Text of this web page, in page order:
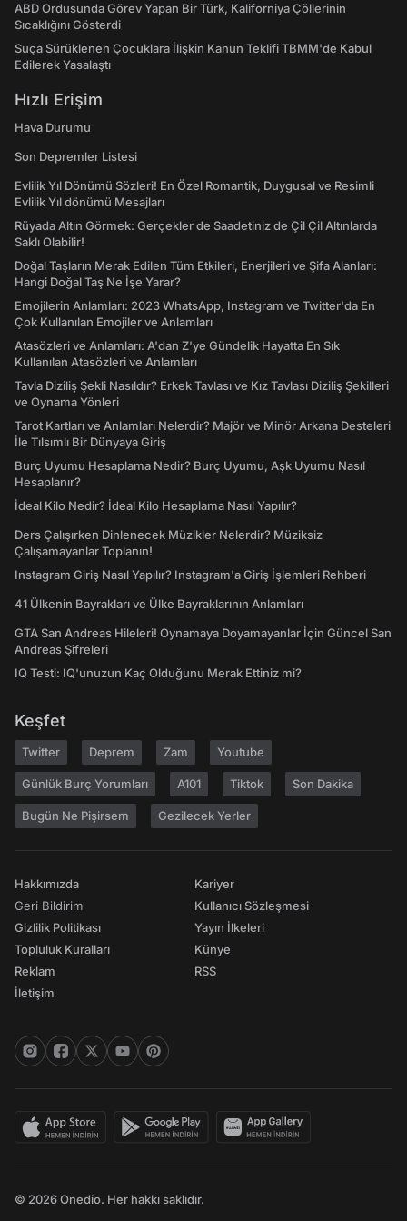
ABD Ordusunda Görev Yapan Bir Türk, Kaliforniya Çöllerinin
Sıcaklığını Gösterdi
Suça Sürüklenen Çocuklara İlişkin Kanun Teklifi TBMM'de Kabul
Edilerek Yasalaştı
Hızlı Erişim
Hava Durumu
Son Depremler Listesi
Evlilik Yıl Dönümü Sözleri! En Özel Romantik, Duygusal ve Resimli
Evlilik Yıl dönümü Mesajları
Rüyada Altın Görmek: Gerçekler de Saadetiniz de Çil Çil Altınlarda
Saklı Olabilir!
Doğal Taşların Merak Edilen Tüm Etkileri, Enerjileri ve Şifa Alanları:
Hangi Doğal Taş Ne İşe Yarar?
Emojilerin Anlamları: 2023 WhatsApp, Instagram ve Twitter'da En
Çok Kullanılan Emojiler ve Anlamları
Atasözleri ve Anlamları: A'dan Z'ye Gündelik Hayatta En Sık
Kullanılan Atasözleri ve Anlamları
Tavla Diziliş Şekli Nasıldır? Erkek Tavlası ve Kız Tavlası Diziliş Şekilleri
ve Oynama Yönleri
Tarot Kartları ve Anlamları Nelerdir? Majör ve Minör Arkana Desteleri
İle Tılsımlı Bir Dünyaya Giriş
Burç Uyumu Hesaplama Nedir? Burç Uyumu, Aşk Uyumu Nasıl
Hesaplanır?
İdeal Kilo Nedir? İdeal Kilo Hesaplama Nasıl Yapılır?
Ders Çalışırken Dinlenecek Müzikler Nelerdir? Müziksiz
Çalışamayanlar Toplanın!
Instagram Giriş Nasıl Yapılır? Instagram'a Giriş İşlemleri Rehberi
41 Ülkenin Bayrakları ve Ülke Bayraklarının Anlamları
GTA San Andreas Hileleri! Oynamaya Doyamayanlar İçin Güncel San
Andreas Şifreleri
IQ Testi: IQ'unuzun Kaç Olduğunu Merak Ettiniz mi?
Keşfet
Twitter Deprem Zam Youtube
Günlük Burç Yorumları A101 Tiktok Son Dakika
Bugün Ne Pişirsem Gezilecek Yerler
Hakkımızda
Geri Bildirim
Gizlilik Politikası
Topluluk Kuralları
Reklam
İletişim
Kariyer
Kullanıcı Sözleşmesi
Yayın İlkeleri
Künye
RSS
© 2026 Onedio. Her hakkı saklıdır.